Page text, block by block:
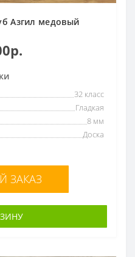
Азгил медовый
32 класс
Гладкая
8 мм
Доска
ЗАКАЗ